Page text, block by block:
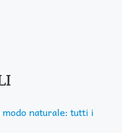
naturale: tutti i